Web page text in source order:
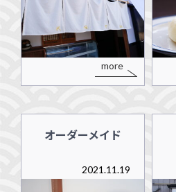
more
オーダーメイド
2021.11.19